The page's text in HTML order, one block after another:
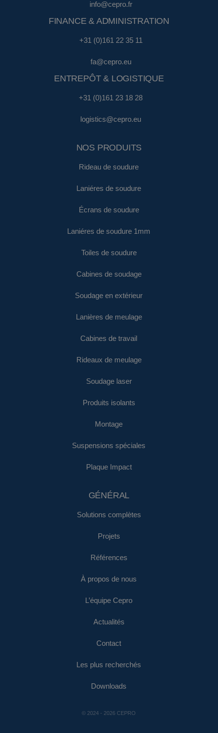
info@cepro.fr
FINANCE & ADMINISTRATION
+31 (0)161 22 35 11
fa@cepro.eu
ENTREPÔT & LOGISTIQUE
+31 (0)161 23 18 28
logistics@cepro.eu
NOS PRODUITS
Rideau de soudure
Laniéres de soudure
Écrans de soudure
Laniéres de soudure 1mm
Toiles de soudure
Cabines de soudage
Soudage en extérieur
Lanières de meulage
Cabines de travail
Rideaux de meulage
Soudage laser
Produits isolants
Montage
Suspensions spéciales
Plaque Impact
GÉNÉRAL
Solutions complètes
Projets
Références
À propos de nous
L’équipe Cepro
Actualités
Contact
Les plus recherchés
Downloads
© 2024 - 2026 CEPRO